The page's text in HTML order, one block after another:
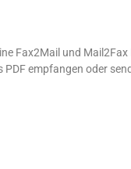
Fax2Mail und
empfangen oder